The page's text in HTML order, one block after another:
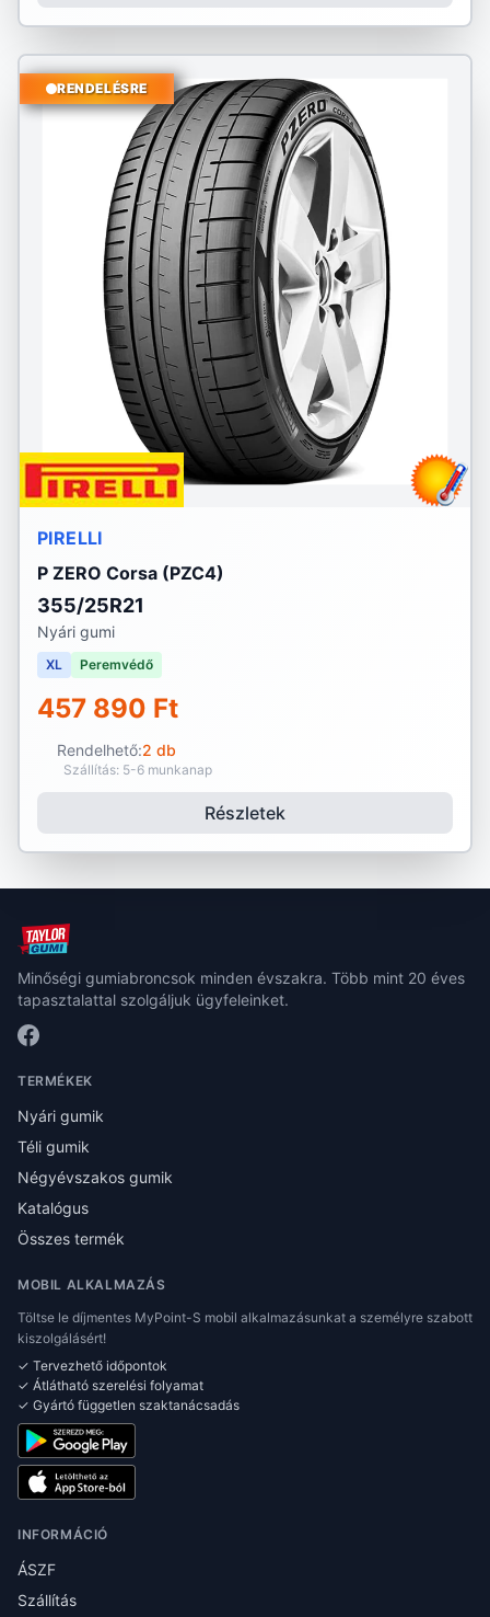
RENDELÉSRE
PIRELLI
P ZERO Corsa (PZC4)
355/25R21
Nyári gumi
XL Peremvédő
457 890 Ft
Rendelhető:2 db
Szállítás: 5-6 munkanap
Részletek
Minőségi gumiabroncsok minden évszakra. Több mint 20 éves
tapasztalattal szolgáljuk ügyfeleinket.
TERMÉKEK
Nyári gumik
Téli gumik
Négyévszakos gumik
Katalógus
Összes termék
MOBIL ALKALMAZÁS
Töltse le díjmentes MyPoint-S mobil alkalmazásunkat a személyre szabott
kiszolgálásért!
✓ Tervezhető időpontok
✓ Átlátható szerelési folyamat
✓ Gyártó független szaktanácsadás
INFORMÁCIÓ
ÁSZF
Szállítás